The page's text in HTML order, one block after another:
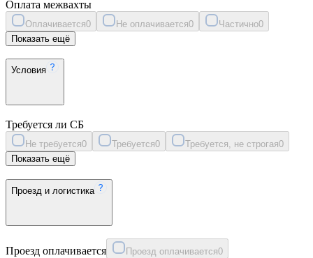
Оплата межвахты
Оплачивается0 Не оплачивается0 Частично0
Показать ещё
Условия
Требуется ли СБ
Не требуется0 Требуется0 Требуется, не строгая0
Показать ещё
Проезд и логистика
Проезд оплачивается Проезд оплачивается0